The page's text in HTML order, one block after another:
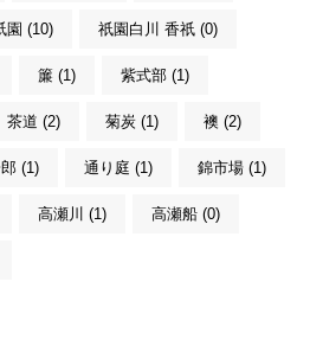
園 (10) 祇園白川 香祇 (0)
簾 (1) 紫式部 (1)
茶道 (2) 菊炭 (1) 襖 (2)
(1) 通り庭 (1) 錦市場 (1)
高瀬川 (1) 高瀬船 (0)